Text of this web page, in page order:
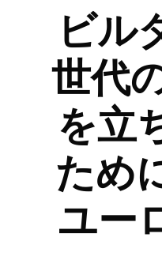
ビル
世代
を立
ため
ユー